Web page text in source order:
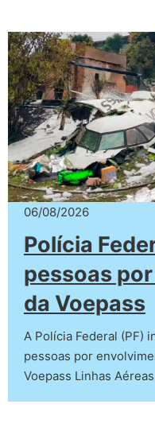
06/08/2026
Polícia
pessoas
da Voepass
A Polícia Federal (PF)
pessoas por
Voepass Linhas